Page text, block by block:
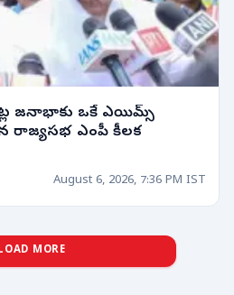
జనాభాకు ఒకే ఎయిమ్స్
రాజ్యసభ ఎంపీ కీలక
August 6, 2026, 7:36 PM IST
MORE